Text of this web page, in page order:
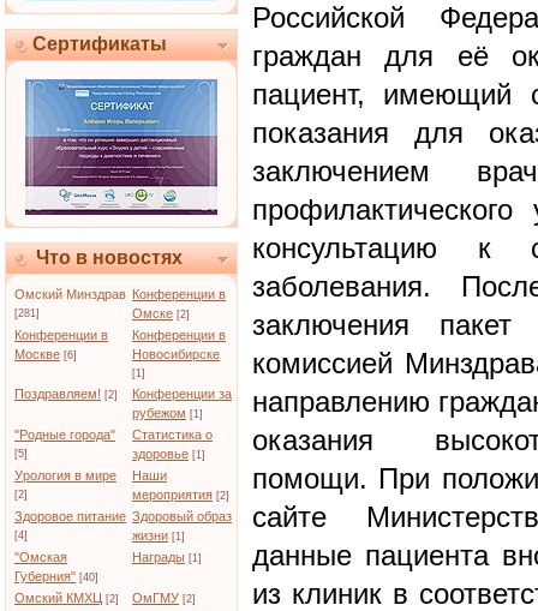
Сертификаты
Что в новостях
Омский Минздрав
[281]
Конференции в
Омске [2]
Конференции в
Москве [6]
Конференции в
Новосибирске
[1]
Поздравляем! [2]
Конференции за
рубежом [1]
"Родные города"
[5]
Статистика о
здоровье [1]
Урология в мире
[2]
Наши
мероприятия [2]
Здоровое питание
[4]
Здоровый образ
жизни [1]
"Омская
Губерния" [40]
Награды [1]
Омский КМХЦ [2] ОмГМУ [2]
Российской
граждан для её
пациент, имеющий
показания для
заключением
консультацию к
заболевания.
заключения пакет
комиссией
направлению
оказания
помощи. При
сайте
данные пациента
из клиник в